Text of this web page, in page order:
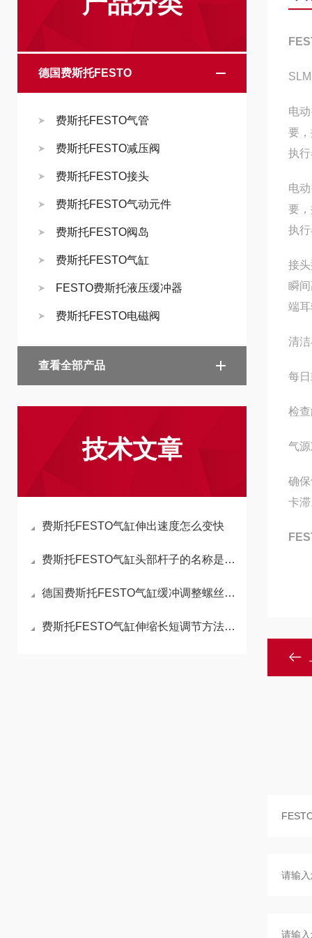
德国费斯托FESTO
费斯托FESTO气管
费斯托FESTO减压阀
费斯托FESTO接头
费斯托FESTO气动元件
费斯托FESTO阀岛
费斯托FESTO气缸
FESTO费斯托液压缓冲器
费斯托FESTO电磁阀
查看全部产品
技术文章
费斯托FESTO气缸伸出速度怎么变快
费斯托FESTO气缸头部杆子的名称是什么
德国费斯托FESTO气缸缓冲调整螺丝的功能与调整方法
费斯托FESTO气缸伸缩长短调节方法分享
电
要
执
电
要
执
接
瞬
端
清
每
检
气
确
卡